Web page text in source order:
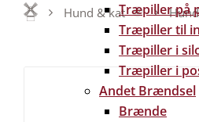
Træpiller på
Træpiller til
Træpiller i
Træpiller i
Andet Brændsel
Brænde
Hund & kat